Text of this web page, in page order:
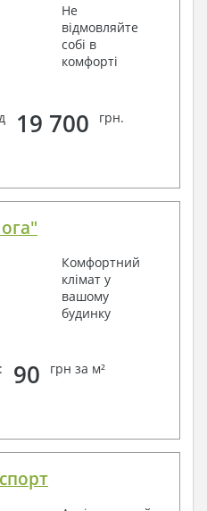
Не
відмовляйте
собі в
комфорті
19 700 грн.
Комфортний
клімат у
вашому
будинку
90 грн за м²